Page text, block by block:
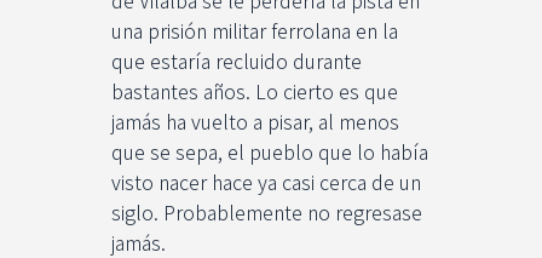
una prisión militar ferrolana en la
que estaría recluido durante
bastantes años. Lo cierto es que
jamás ha vuelto a pisar, al menos
que se sepa, el pueblo que lo había
visto nacer hace ya casi cerca de un
siglo. Probablemente no regresase
jamás.